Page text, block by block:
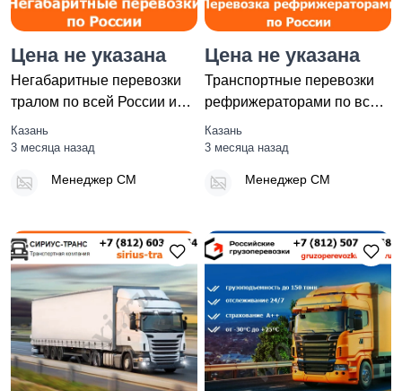
Цена не указана
Негабаритные перевозки
тралом по всей России и
Казань
3 месяца назад
Менеджер СМ
Цена не указана
Транспортные перевозки
рефрижераторами по всей
Казань
3 месяца назад
Менеджер СМ